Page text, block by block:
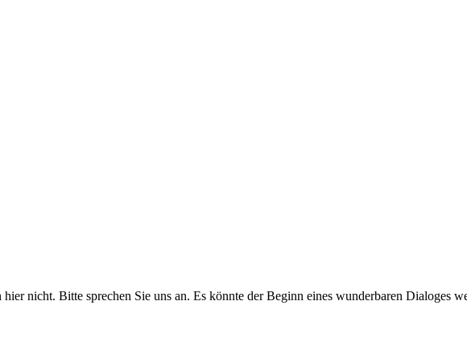
nicht. Bitte sprechen Sie uns an. Es könnte der Beginn eines wunderbaren Dialoges